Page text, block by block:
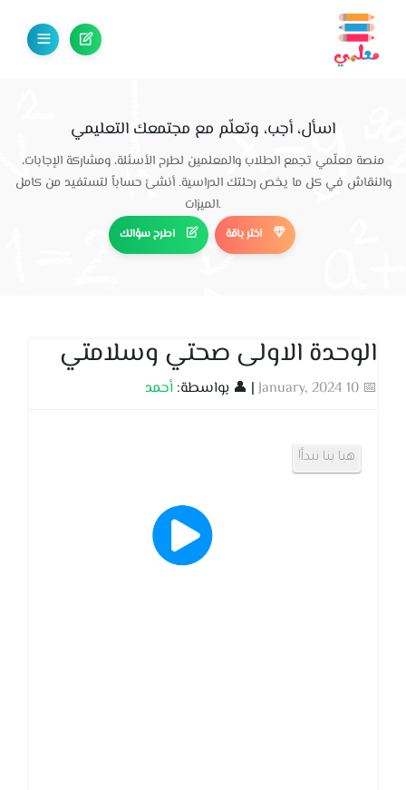
اسأل، أجب، وتعلّم مع مجتمعك التعليمي
منصة معلّمي تجمع الطلاب والمعلمين لطرح الأسئلة، ومشاركة الإجابات،
والنقاش في كل ما يخص رحلتك الدراسية. أنشئ حساباً لتستفيد من كامل
الميزات.
اطرح سؤالك اختر باقة
الوحدة الاولى صحتي وسلامتي
📅 10 January, 2024 | 👤 بواسطة: أحمد